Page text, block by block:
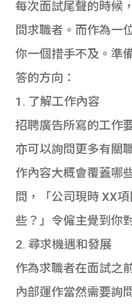
每次面試尾聲的時候
問求職者。而作為一
你一個措手不及。準
答的方向：
1. 了解工作內容
招聘廣告所寫的工作
亦可以詢問更多有關
作內容大概會覆蓋哪
問，「公司現時 XX
些？」令僱主覺到你
2. 尋求機遇和發展
作為求職者在面試之
內部運作當然需要詢